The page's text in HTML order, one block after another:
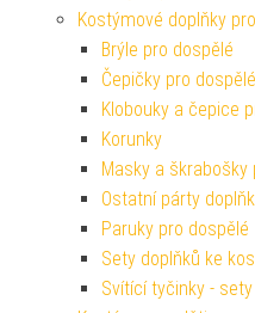
Kostýmové doplňky
Brýle pro dospělé
Čepičky pro dospělé
Klobouky a čepice
Korunky
Masky a škrabošky
Ostatní párty
Paruky pro dospělé
Sety doplňků ke
Svítící tyčinky -